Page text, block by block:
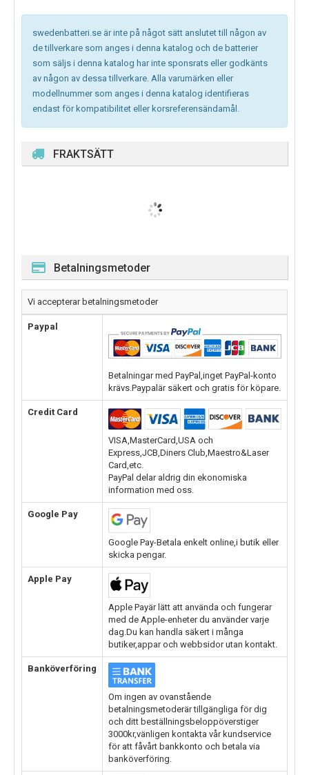
swedenbatteri.se är inte på något sätt anslutet till någon av
de tillverkare som anges i denna katalog och de batterier
som säljs i denna katalog har inte sponsrats eller godkänts
av någon av dessa tillverkare. Alla varumärken eller
modellnummer som anges i denna katalog identifieras
endast för kompatibilitet eller korsreferensändamål.
FRAKTSÄTT
Betalningsmetoder
Vi accepterar betalningsmetoder
Paypal
Betalningar med PayPal,inget PayPal-konto
krävs.Paypalär säkert och gratis för köpare.
Credit Card
VISA,MasterCard,USA och
Express,JCB,Diners Club,Maestro&Laser
Card,etc.
PayPal delar aldrig din ekonomiska
information med oss.
Google Pay
Google Pay-Betala enkelt online,i butik eller
skicka pengar.
Apple Pay
Apple Payär lätt att använda och fungerar
med de Apple-enheter du använder varje
dag.Du kan handla säkert i många
butiker,appar och webbsidor utan kontakt.
Banköverföring
Om ingen av ovanstående
betalningsmetoderär tillgängliga för dig
och ditt beställningsbeloppöverstiger
3000kr,vänligen kontakta vår kundservice
för att fåvårt bankkonto och betala via
banköverföring.